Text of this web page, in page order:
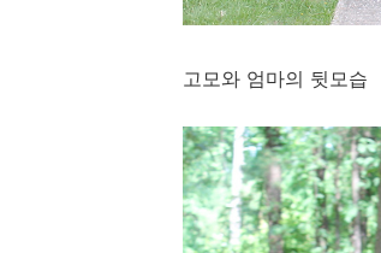
고모와 엄마의 뒷모습